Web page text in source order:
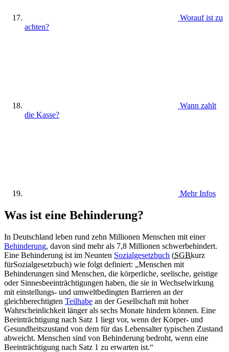
Worauf ist zu
achten?
Wann zahlt
die Kasse?
Mehr Infos
Was ist eine Behinderung?
In Deutschland leben rund zehn Millionen Menschen mit einer
Behinderung, davon sind mehr als 7,8 Millionen schwerbehindert.
Eine Behinderung ist im Neunten Sozialgesetzbuch (SGBkurz
fürSozialgesetzbuch) wie folgt definiert: „Menschen mit
Behinderungen sind Menschen, die körperliche, seelische, geistige
oder Sinnesbeeinträchtigungen haben, die sie in Wechselwirkung
mit einstellungs- und umweltbedingten Barrieren an der
gleichberechtigten Teilhabe an der Gesellschaft mit hoher
Wahrscheinlichkeit länger als sechs Monate hindern können. Eine
Beeinträchtigung nach Satz 1 liegt vor, wenn der Körper- und
Gesundheitszustand von dem für das Lebensalter typischen Zustand
abweicht. Menschen sind von Behinderung bedroht, wenn eine
Beeinträchtigung nach Satz 1 zu erwarten ist.“